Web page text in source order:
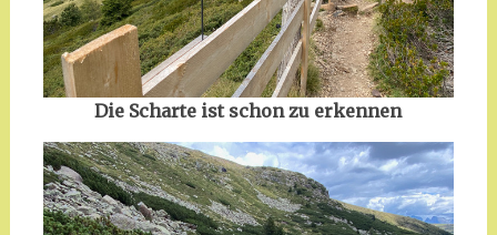
Die Scharte ist schon zu erkennen